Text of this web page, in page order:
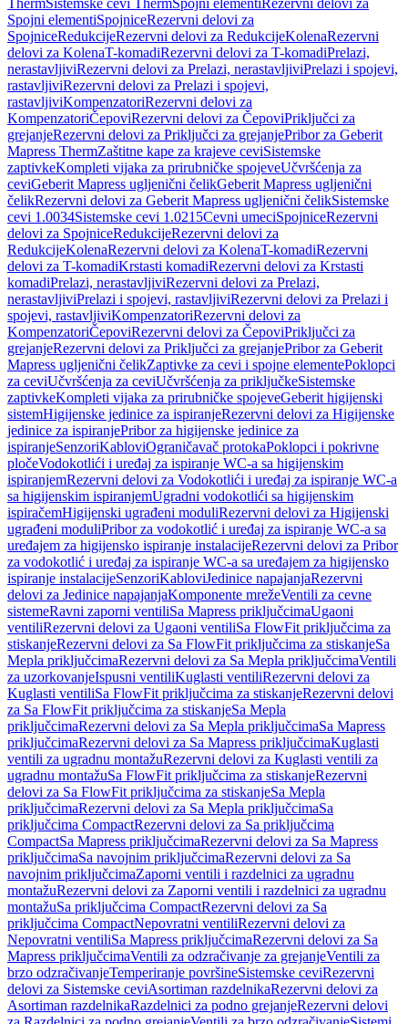
ThermSistemske cevi ThermSpojni elementi Rezervni delovi za
Spojni elementiSpojniceRezervni delovi za
SpojniceRedukcijeRezervni delovi za RedukcijeKolenaRezervni
delovi za KolenaT-komadiRezervni delovi za T-komadiPrelazi,
nerastavljiviRezervni delovi za Prelazi, nerastavljiviPrelazi i spojevi,
rastavljiviRezervni delovi za Prelazi i spojevi,
rastavljiviKompenzatoriRezervni delovi za
KompenzatoriČepoviRezervni delovi za ČepoviPriključci za
grejanjeRezervni delovi za Priključci za grejanjePribor za Geberit
Mapress ThermZaštitne kape za krajeve ceviSistemske
zaptivkeKompleti vijaka za prirubničke spojeveUčvršćenja za
ceviGeberit Mapress ugljenični čelikGeberit Mapress ugljenični
čelikRezervni delovi za Geberit Mapress ugljenični čelikSistemske
cevi 1.0034Sistemske cevi 1.0215Cevni umeciSpojniceRezervni
delovi za SpojniceRedukcijeRezervni delovi za
RedukcijeKolenaRezervni delovi za KolenaT-komadiRezervni
delovi za T-komadiKrstasti komadiRezervni delovi za Krstasti
komadiPrelazi, nerastavljiviRezervni delovi za Prelazi,
nerastavljiviPrelazi i spojevi, rastavljiviRezervni delovi za Prelazi i
spojevi, rastavljiviKompenzatoriRezervni delovi za
KompenzatoriČepoviRezervni delovi za ČepoviPriključci za
grejanjeRezervni delovi za Priključci za grejanjePribor za Geberit
Mapress ugljenični čelikZaptivke za cevi i spojne elementePoklopci
za ceviUčvršćenja za ceviUčvršćenja za priključkeSistemske
zaptivkeKompleti vijaka za prirubničke spojeveGeberit higijenski
sistemHigijenske jedinice za ispiranjeRezervni delovi za Higijenske
jedinice za ispiranjePribor za higijenske jedinice za
ispiranjeSenzoriKabloviOgraničavač protokaPoklopci i pokrivne
pločeVodokotlići i uređaj za ispiranje WC-a sa higijenskim
ispiranjemRezervni delovi za Vodokotlići i uređaj za ispiranje WC-a
sa higijenskim ispiranjemUgradni vodokotlići sa higijenskim
ispiračemHigijenski ugrađeni moduliRezervni delovi za Higijenski
ugrađeni moduliPribor za vodokotlić i uređaj za ispiranje WC-a sa
uređajem za higijensko ispiranje instalacijeRezervni delovi za Pribor
za vodokotlić i uređaj za ispiranje WC-a sa uređajem za higijensko
ispiranje instalacijeSenzoriKabloviJedinice napajanjaRezervni
delovi za Jedinice napajanjaKomponente mrežeVentili za cevne
sistemeRavni zaporni ventiliSa Mapress priključcimaUgaoni
ventiliRezervni delovi za Ugaoni ventiliSa FlowFit priključcima za
stiskanjeRezervni delovi za Sa FlowFit priključcima za stiskanjeSa
Mepla priključcimaRezervni delovi za Sa Mepla priključcimaVentili
za uzorkovanjeIspusni ventiliKuglasti ventiliRezervni delovi za
Kuglasti ventiliSa FlowFit priključcima za stiskanjeRezervni delovi
za Sa FlowFit priključcima za stiskanjeSa Mepla
priključcimaRezervni delovi za Sa Mepla priključcimaSa Mapress
priključcimaRezervni delovi za Sa Mapress priključcimaKuglasti
ventili za ugradnu montažuRezervni delovi za Kuglasti ventili za
ugradnu montažuSa FlowFit priključcima za stiskanjeRezervni
delovi za Sa FlowFit priključcima za stiskanjeSa Mepla
priključcimaRezervni delovi za Sa Mepla priključcimaSa
priključcima CompactRezervni delovi za Sa priključcima
CompactSa Mapress priključcimaRezervni delovi za Sa Mapress
priključcimaSa navojnim priključcimaRezervni delovi za Sa
navojnim priključcimaZaporni ventili i razdelnici za ugradnu
montažuRezervni delovi za Zaporni ventili i razdelnici za ugradnu
montažuSa priključcima CompactRezervni delovi za Sa
priključcima CompactNepovratni ventiliRezervni delovi za
Nepovratni ventiliSa Mapress priključcimaRezervni delovi za Sa
Mapress priključcimaVentili za odzračivanje za grejanjeVentili za
brzo odzračivanjeTemperiranje površineSistemske ceviRezervni
delovi za Sistemske ceviAsortiman razdelnikaRezervni delovi za
Asortiman razdelnikaRazdelnici za podno grejanjeRezervni delovi